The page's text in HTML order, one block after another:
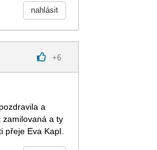
nahlásit
+6
a
zamilovaná a ty
přeje Eva Kapl.